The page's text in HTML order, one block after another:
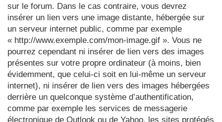
sur le forum. Dans le cas contraire, vous devrez
insérer un lien vers une image distante, hébergée sur
un serveur internet public, comme par exemple
« http://www.exemple.com/mon-image.gif ». Vous ne
pourrez cependant ni insérer de lien vers des images
présentes sur votre propre ordinateur (à moins, bien
évidemment, que celui-ci soit en lui-même un serveur
internet), ni insérer de lien vers des images hébergées
derrière un quelconque système d’authentification,
comme par exemple les services de messagerie
électronique de Outlook ou de Yahoo, les sites protégés